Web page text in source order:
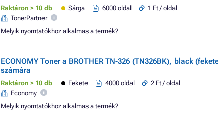
Raktáron > 10 db Sárga 6000 oldal
1 Ft / oldal
TonerPartner
Melyik nyomtatókhoz alkalmas a termék?
ECONOMY Toner a BROTHER TN-326 (TN326BK), black
számára
Raktáron > 10 db Fekete 4000 oldal
2 Ft / oldal
Economy
Melyik nyomtatókhoz alkalmas a termék?